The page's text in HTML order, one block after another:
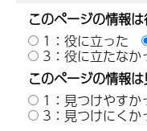
このページの情報
1：役に立った
3：役に立たなか
このページの情報
1：見つけやすか
3：見つけにくか